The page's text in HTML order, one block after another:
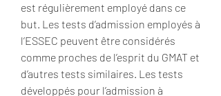
est régulièrement employé dans ce
but. Les tests d’admission employés à
l’ESSEC peuvent être considérés
comme proches de l’esprit du GMAT et
d’autres tests similaires. Les tests
développés pour l’admission à